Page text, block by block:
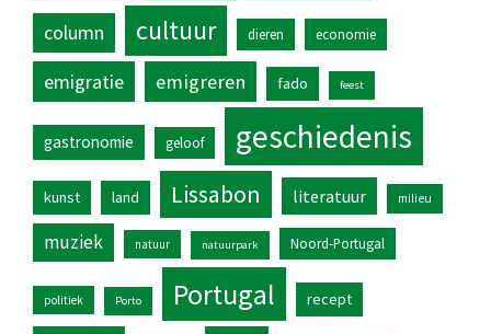
column cultuur dieren economie
emigratie emigreren fado feest
gastronomie geloof geschiedenis
kunst land Lissabon literatuur milieu
muziek natuur natuurpark Noord-Portugal
politiek Porto Portugal recept